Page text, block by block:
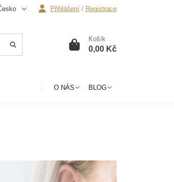
Přihlášení / Registrace
0 Košík
0,00 Kč
O NÁS BLOG